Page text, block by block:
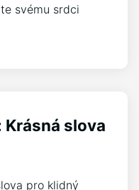
svému srdci
Krásná slova
pro klidný